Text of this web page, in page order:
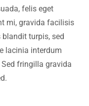
felis eget
mi, gravida facilisis
turpis, sed
lacinia interdum
fringilla gravida